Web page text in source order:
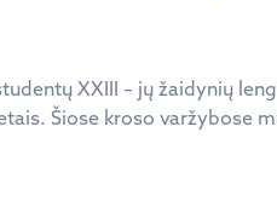
XXIII – jų žaidynių
Šiose kroso varžybose